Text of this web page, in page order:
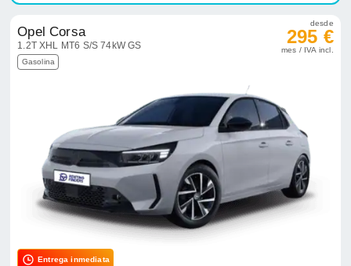
Opel Corsa
1.2T XHL MT6 S/S 74kW GS
Gasolina
desde
295 €
mes / IVA incl.
Entrega inmediata